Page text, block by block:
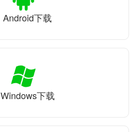
Android下载
Windows下载